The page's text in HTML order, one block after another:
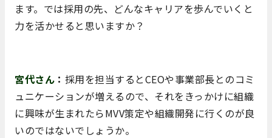
ます。では採用の先、どんなキャリアを歩んでいくと
力を活かせると思いますか？
宮代さん ： 採用を担当するとCEOや事業部長とのコミ
ュニケーションが増えるので、それをきっかけに組織
に興味が生まれたらMVV策定や組織開発に行くのが良
いのではないでしょうか。